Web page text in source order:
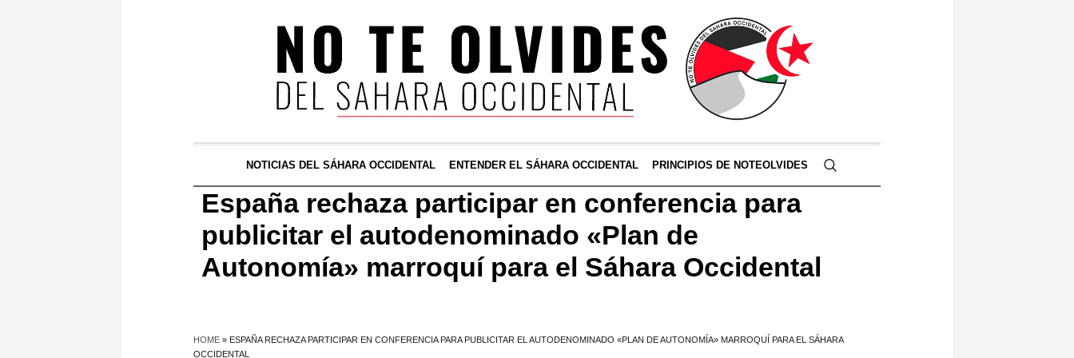
NOTICIAS DEL SÁHARA OCCIDENTAL ENTENDER EL SÁHARA OCCIDENTAL PRINCIPIOS DE NOTEOLVIDES
España rechaza participar en conferencia para
publicitar el autodenominado «Plan de
Autonomía» marroquí para el Sáhara Occidental
HOME » ESPAÑA RECHAZA PARTICIPAR EN CONFERENCIA PARA PUBLICITAR EL AUTODENOMINADO «PLAN DE AUTONOMÍA» MARROQUÍ PARA EL SÁHARA
OCCIDENTAL